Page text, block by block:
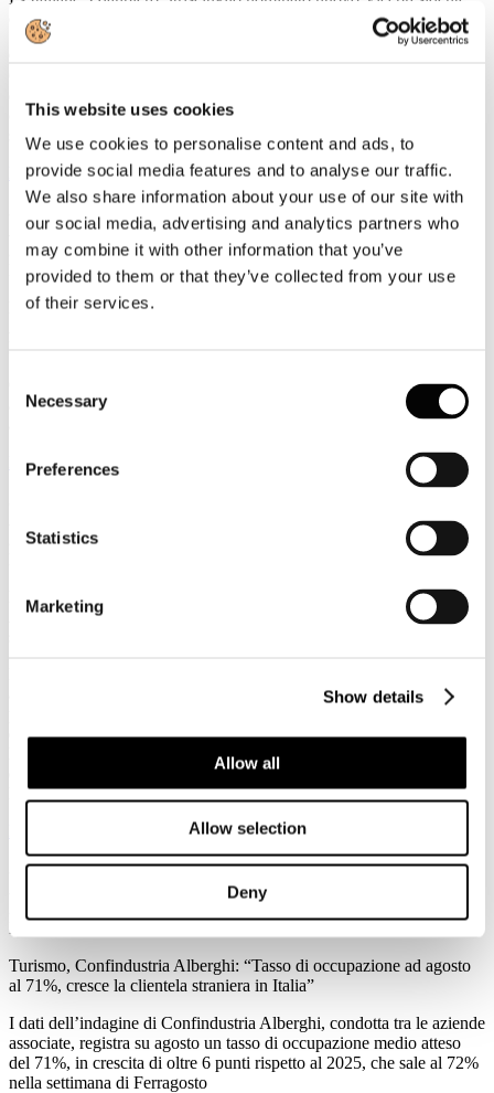
This website uses cookies
We use cookies to personalise content and ads, to
provide social media features and to analyse our traffic.
We also share information about your use of our site with
our social media, advertising and analytics partners who
may combine it with other information that you’ve
provided to them or that they’ve collected from your use
of their services.
Selection
Necessary
Preferences
Statistics
Marketing
Show details
Allow all
Allow selection
Deny
della UIC
organizzazione internazionale che riunisce le ferrovie e i principali
stakeholder del settore ferroviario a livello mondiale.
Leggi tutto...
Agosto
2026
News 2026
ROTTA SUL 66°SALONE NAUTICO INTERNAZIONALE:
Con l'apertura del ticketing online entra nel vivo il percorso di
avvicinamento al 66° Salone Nautico Internazionale, in programma
Leggi tutto...
2026
Federalismo fiscale: a rischio i servizi del trasporto pubblico. Agens,
Anav e Asstra: “Servono correttivi che assicurino il finanziamento al
associazioni che in Italia rappresentano le aziende del trasporto
del ddl sul federalismo fiscale regionale: “C’è la reale possibilità che
l'attuale impianto normativo metta a repentaglio l'equilibrio
economico-finanziario del Trasporto Pubblico Locale e
l'adeguatezza dei servizi su scala nazionale.
Turismo, Confindustria Alberghi: “Tasso di occupazione ad agosto
al 71%, cresce la clientela straniera in Italia”
I dati dell’indagine di Confindustria Alberghi, condotta tra le aziende
associate, registra su agosto un tasso di occupazione medio atteso
del 71%, in crescita di oltre 6 punti rispetto al 2025, che sale al 72%
nella settimana di Ferragosto